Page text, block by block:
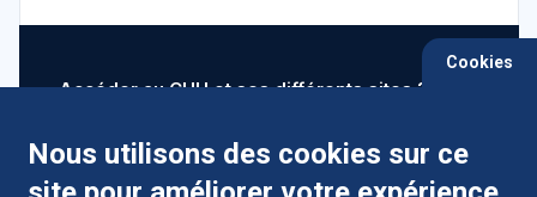
Accéder au CHU et ses différents sites ?
Cookies
Nous utilisons des cookies sur ce